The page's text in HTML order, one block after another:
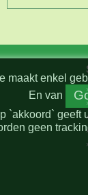
maakt enkel
En van
`akkoord` geeft
geen